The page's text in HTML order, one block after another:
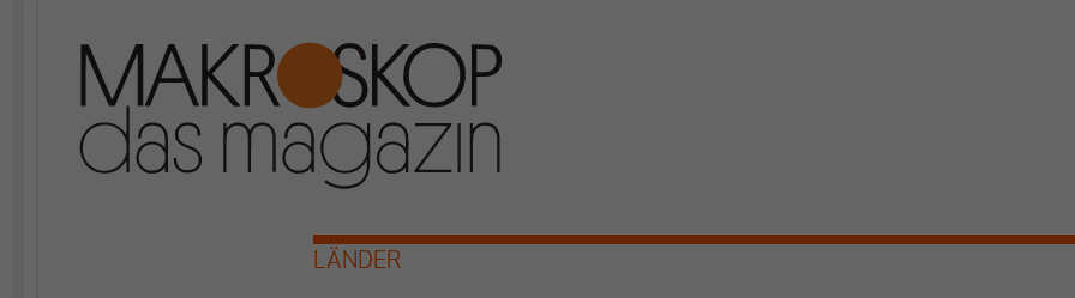
LÄNDER